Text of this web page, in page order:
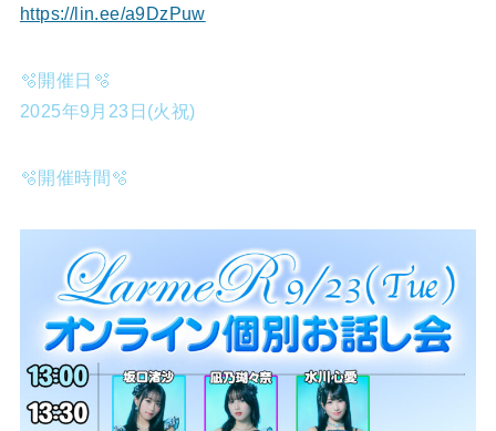
https://lin.ee/a9DzPuw
🫧開催日🫧
2025年9月23日(火祝)
🫧開催時間🫧